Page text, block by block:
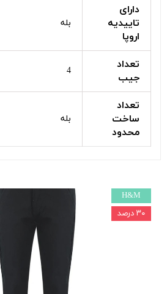
دارای
تاییدیه
اروپا
بله
تعداد
جیب
4
تعداد
ساخت
محدود
بله
H&M
۳۰ درصد